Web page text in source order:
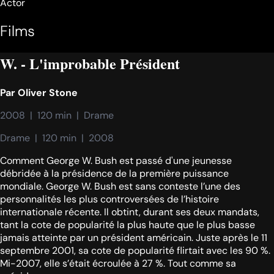
Actor
Films
W. - L'improbable Président
ParOliver Stone
2008  |  120 min  |  Drame
Drame  |  120 min  |  2008
Comment George W. Bush est passé d'une jeunesse
débridée à la présidence de la première puissance
mondiale. George W. Bush est sans conteste l’une des
personnalités les plus controversées de l’histoire
internationale récente. Il obtint, durant ses deux mandats,
tant la cote de popularité la plus haute que le plus basse
jamais atteinte par un président américain. Juste après le 11
septembre 2001, sa cote de popularité flirtait avec les 90 %.
Mi-2007, elle s’était écroulée à 27 %. Tout comme sa